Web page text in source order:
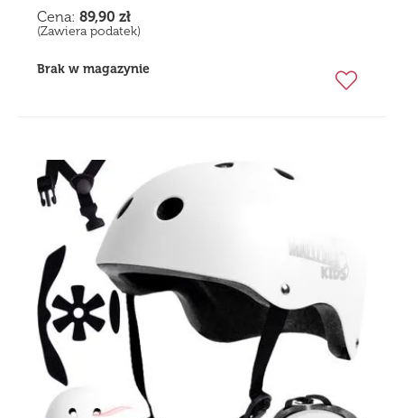
Cena: 89,90 zł
(Zawiera podatek)
Brak w magazynie